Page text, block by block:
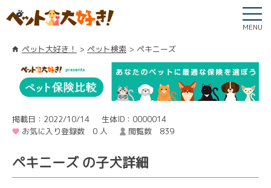
MENU
ペット大好き！ ペット検索 ペキニーズ
掲載日：2022/10/14
生体ID：0000014
お気に入り登録数 0 人
閲覧数 839
ペキニーズ の子犬詳細